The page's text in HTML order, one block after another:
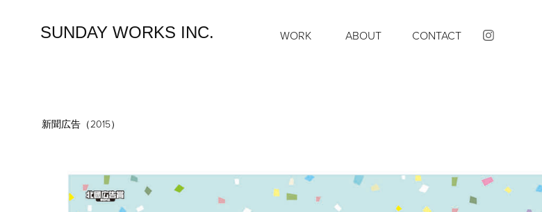
SUNDAY WORKS INC. WORK ABOUT CONTACT
新聞広告（2015）